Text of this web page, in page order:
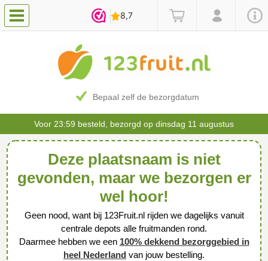
Bepaal zelf de bezorgdatum
Voor 23:59 besteld, bezorgd op dinsdag 11 augustus
Deze plaatsnaam is niet
gevonden, maar we bezorgen er
wel hoor!
Geen nood, want bij 123Fruit.nl rijden we dagelijks vanuit
centrale depots alle fruitmanden rond.
Daarmee hebben we een 100% dekkend bezorggebied in
heel Nederland van jouw bestelling.